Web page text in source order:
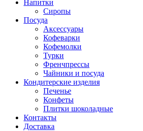
Напитки
Сиропы
Посуда
Аксессуары
Кофеварки
Кофемолки
Турки
Френчпрессы
Чайники и посуда
Кондитерские изделия
Печенье
Конфеты
Плитки шоколадные
Контакты
Доставка